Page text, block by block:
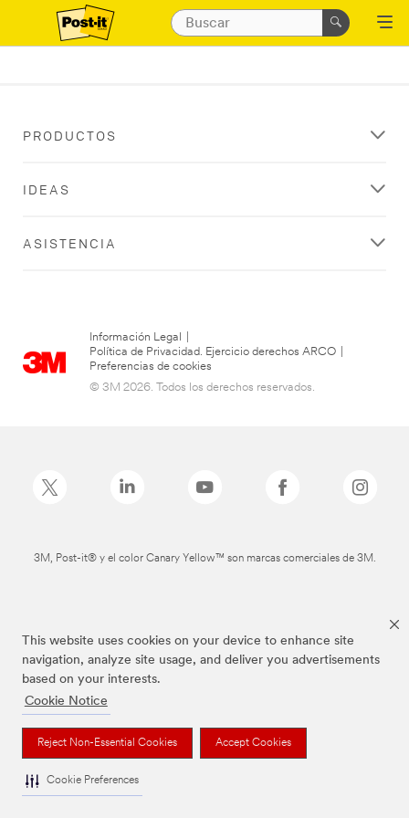
This website uses cookies on your device to enhance site
navigation, analyze site usage, and deliver you advertisements
based on your interests.
Cookie Notice
Reject Non-Essential Cookies Accept Cookies
Cookie Preferences
PRODUCTOS
IDEAS
ASISTENCIA
Información Legal
Política de Privacidad. Ejercicio derechos ARCO
Preferencias de cookies
© 3M 2026. Todos los derechos reservados.
3M, Post-it® y el color Canary Yellow™ son marcas comerciales de 3M.